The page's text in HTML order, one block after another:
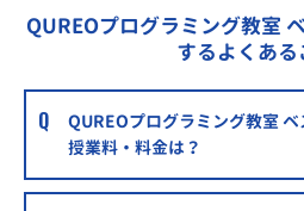
QUREOプログラミング教室
するよくある
QUREOプログラミング教室
授業料・料金は？